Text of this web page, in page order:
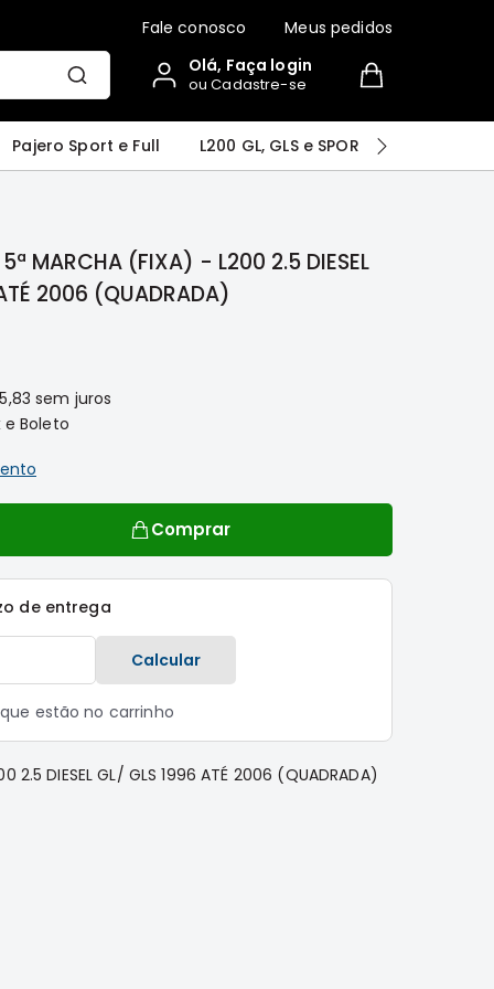
Fale conosco
Meus pedidos
Olá, Faça login
ou Cadastre-se
Pajero Sport e Full L200 GL, GLS e SPORT
5ª MARCHA (FIXA) - L200 2.5 DIESEL
2006 (QUADRADA)
sem juros
Boleto
Comprar
de entrega
Calcular
estão no carrinho
2.5 DIESEL GL/ GLS 1996 ATÉ 2006 (QUADRADA)